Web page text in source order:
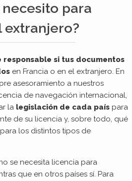
para
extranjero?
responsable si tus documentos
en Francia o en el extranjero. En
asesoramiento a nuestros
de navegación internacional,
la legislación de cada país para
de su licencia y, sobre todo, qué
los distintos tipos de
se necesita licencia para
que en otros países sí. Para